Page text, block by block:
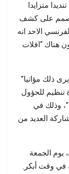
متزايدا
على كشف
الاحد انه
هناك “افلات
ذلك مؤاتيا”
تنظيم للحؤول
وذلك في
العديد من
يوم الجمعة
في وقت أبكر.